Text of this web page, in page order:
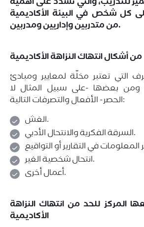
كل شخص في البيئة الأكاديمية
من متدربين وإداريين ومدربين.
من أشكال انتهاك النزاهة الأكاديمية
التي تعتبر مخلّة لمعايير ومبادئ
ومن بعضها -على سبيل المثال لا
الحصر- الأفعال والتصرفات التالية:
الغش.
السرقة الفكرية والانتحال الأدبي.
انتحال شخصية الغير.
أعمال أخرى.
المركز للحد من انتهاك النزاهة
الأكاديمية